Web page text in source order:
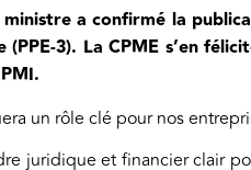
ministre a confirmé la
(PPE-3). La CPME s’en
un rôle clé pour nos
juridique et financier clair